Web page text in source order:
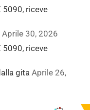
5090, riceve
Aprile 30, 2026
5090, riceve
gita Aprile 26,